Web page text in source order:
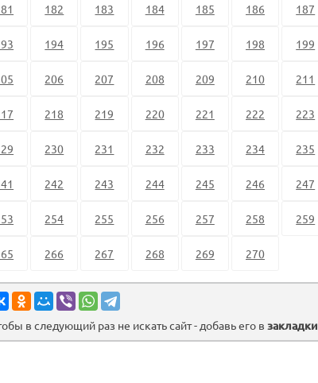
182 183 184 185 186 187
194 195 196 197 198 199
206 207 208 209 210 211
218 219 220 221 222 223
230 231 232 233 234 235
242 243 244 245 246 247
254 255 256 257 258 259
266 267 268 269 270
в следующий раз не искать сайт - добавь его в закладки